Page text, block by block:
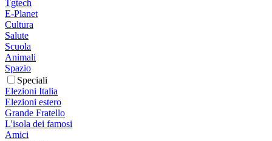
Tgtech
E-Planet
Cultura
Salute
Scuola
Animali
Spazio
Speciali
Elezioni Italia
Elezioni estero
Grande Fratello
L'isola dei famosi
Amici